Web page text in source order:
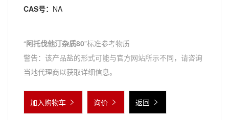
CAS号： NA
“阿托伐他汀杂质80”标准参考物质
警告：该产品盐的形式可能与官方网站所示不同，请咨询
当地代理商以获取详细信息。
加入购物车 询价 返回